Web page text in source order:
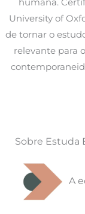
humana.
University of
de tornar o
relevante para
Sobre Estuda
A